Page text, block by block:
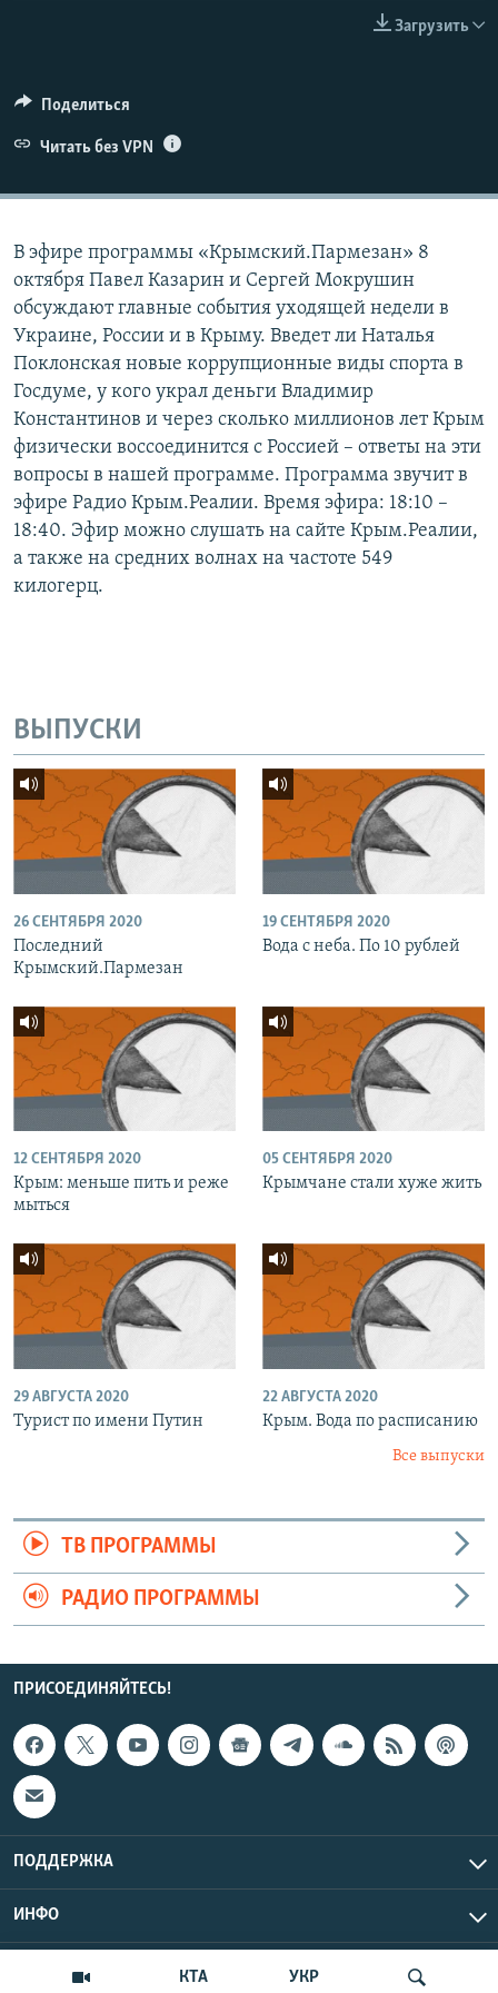
ELIFBE
УКРАИНСКАЯ ПРОБЛЕМА КРЫМА
КТА УКР
Загрузить
Поделиться
Читать без VPN
В эфире программы «Крымский.Пармезан» 8
октября Павел Казарин и Сергей Мокрушин
обсуждают главные события уходящей недели в
Украине, России и в Крыму. Введет ли Наталья
Поклонская новые коррупционные виды спорта в
Госдуме, у кого украл деньги Владимир
Константинов и через сколько миллионов лет Крым
физически воссоединится с Россией – ответы на эти
вопросы в нашей программе. Программа звучит в
эфире Радио Крым.Реалии. Время эфира: 18:10 –
18:40. Эфир можно слушать на сайте Крым.Реалии,
а также на средних волнах на частоте 549
килогерц.
ВЫПУСКИ
26 СЕНТЯБРЯ 2020
Последний
Крымский.Пармезан
19 СЕНТЯБРЯ 2020
Вода с неба. По 10 рублей
12 СЕНТЯБРЯ 2020
Крым: меньше пить и реже
мыться
05 СЕНТЯБРЯ 2020
Крымчане стали хуже жить
29 АВГУСТА 2020
Турист по имени Путин
22 АВГУСТА 2020
Крым. Вода по расписанию
Все выпуски
ТВ ПРОГРАММЫ
РАДИО ПРОГРАММЫ
ПРИСОЕДИНЯЙТЕСЬ!
ПОДДЕРЖКА
ИНФО
Copyright Крым.Реалии, 2026 | Все права защищены.
UTC+3